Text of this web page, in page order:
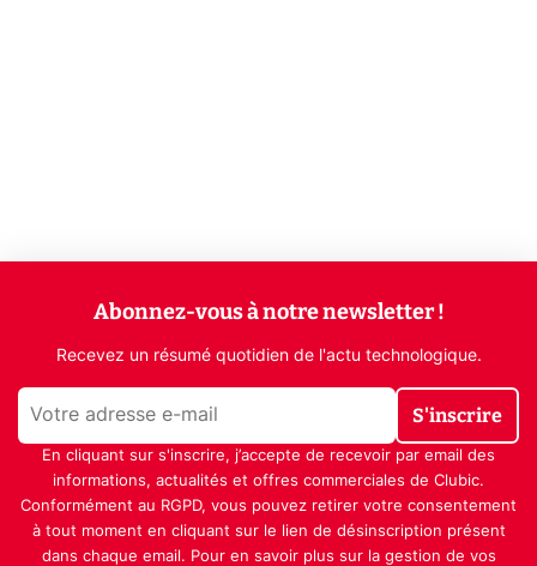
Abonnez-vous à notre newsletter !
Recevez un résumé quotidien de l'actu technologique.
S'inscrire
En cliquant sur s'inscrire, j’accepte de recevoir par email des
informations, actualités et offres commerciales de Clubic.
Conformément au RGPD, vous pouvez retirer votre consentement
à tout moment en cliquant sur le lien de désinscription présent
dans chaque email. Pour en savoir plus sur la gestion de vos